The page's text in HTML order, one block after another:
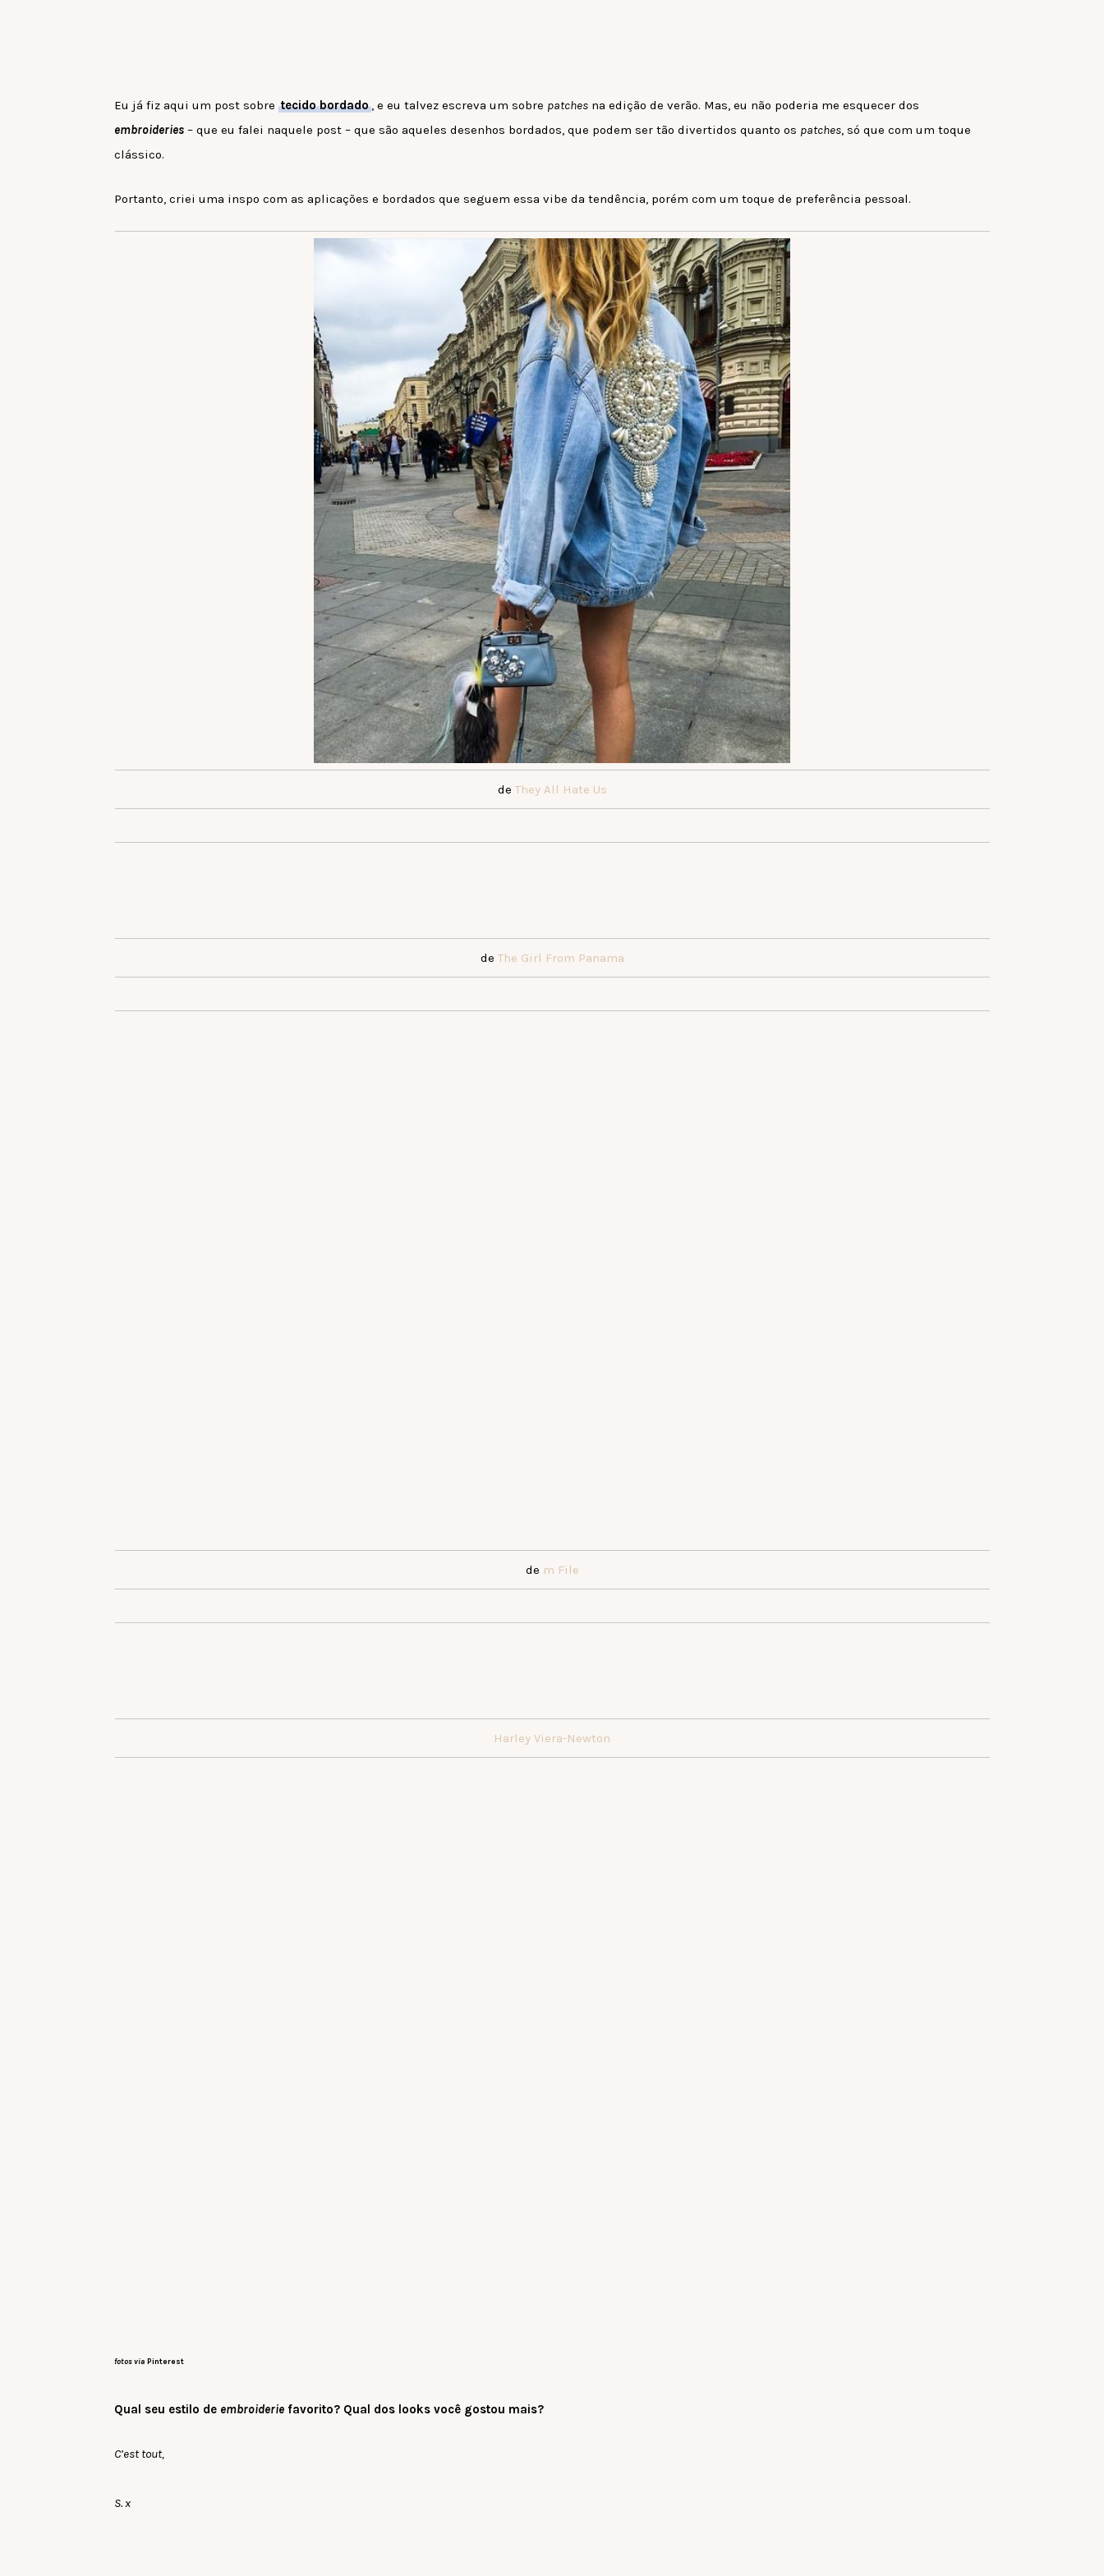
Eu já fiz aqui um post sobre tecido bordado , e eu talvez escreva um sobre patches na edição de verão. Mas, eu não poderia me esquecer dos
embroideries –que eu falei naquele post–que são aqueles desenhos bordados, que podem ser tão divertidos quanto os patches, só que com um toque
clássico.
Portanto, criei uma inspo com as aplicações e bordados que seguem essa vibe da tendência, porém com um toque de preferência pessoal.
de They All Hate Us
de The Girl From Panama
de m File
Harley Viera-Newton
fotos via Pinterest
Qual seu estilo de embroiderie favorito? Qual dos looks você gostou mais?
C’est tout,
S. x